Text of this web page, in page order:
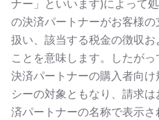
ナー」といいます)によって
の決済パートナーがお客様
扱い、該当する税金の徴収
ことを意味します。したが
決済パートナーの購入者向
シーの対象ともなり、請求
済パートナーの名称で表示さ